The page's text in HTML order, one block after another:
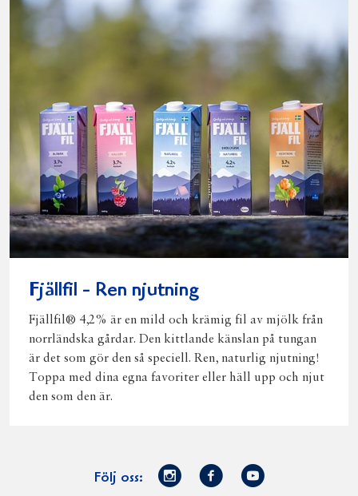
Fjällfil - Ren njutning
Fjällfil® 4,2% är en mild och krämig fil av mjölk från
norrländska gårdar. Den kittlande känslan på tungan
är det som gör den så speciell. Ren, naturlig njutning!
Toppa med dina egna favoriter eller häll upp och njut
den som den är.
Följ oss:
Norrmejerier
Facebook
Youtube